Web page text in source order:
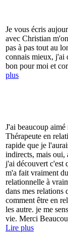
Je vous écris
avec Christian
pas à pas tout au
connais mieux, j'ai
bon pour moi et
plus
J'ai beaucoup
Thérapeute en
rapide que je
indirects, mais oui,
j'ai découvert c'est
m'a fait vraiment
relationnelle à
dans mes relations
comment être en
les autre. je me
vie. Merci
Lire plus